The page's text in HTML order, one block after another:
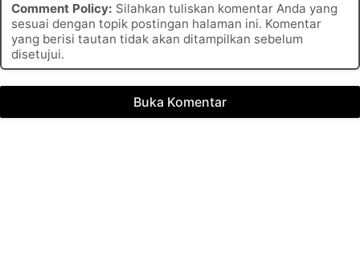
Comment Policy: Silahkan tuliskan komentar Anda yang
sesuai dengan topik postingan halaman ini. Komentar
yang berisi tautan tidak akan ditampilkan sebelum
disetujui.
Buka Komentar